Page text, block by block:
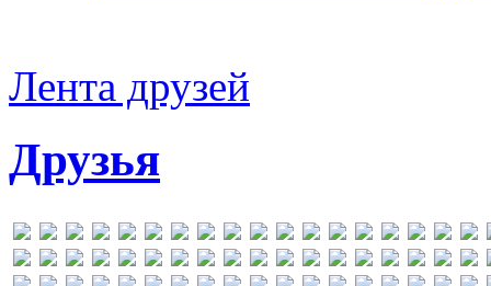
Лента друзей
Друзья